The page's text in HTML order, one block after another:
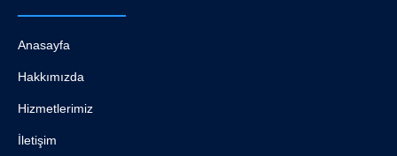
Anasayfa
Hakkımızda
Hizmetlerimiz
İletişim